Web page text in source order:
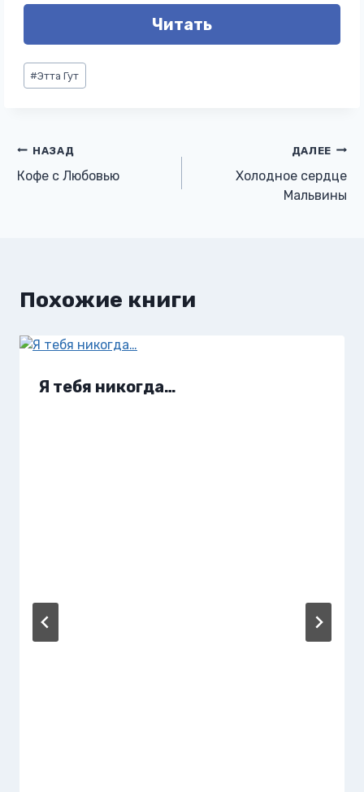
Читать
Метки
записи:
#Этта Гут
Навигация
по
НАЗАД
Кофе с Любовью
ДАЛЕЕ
Холодное сердце
Мальвины
Похожие книги
Я тебя никогда…